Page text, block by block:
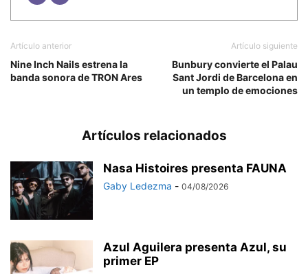
Artículo anterior
Nine Inch Nails estrena la
banda sonora de TRON Ares
Artículo siguiente
Bunbury convierte el Palau
Sant Jordi de Barcelona en
un templo de emociones
Artículos relacionados
Nasa Histoires presenta FAUNA
Gaby Ledezma - 04/08/2026
Azul Aguilera presenta Azul, su
primer EP